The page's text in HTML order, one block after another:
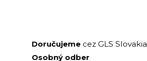
Doručujeme cez GLS Slovakia
Osobný odber